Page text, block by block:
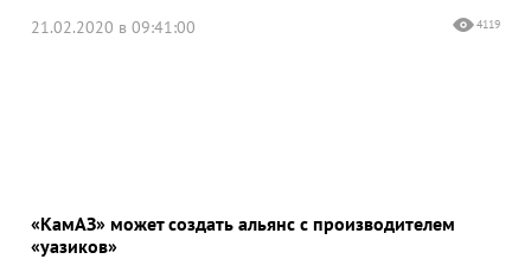
21.02.2020 в 09:41:00 4119
«КамАЗ» может создать альянс с производителем
«уазиков»